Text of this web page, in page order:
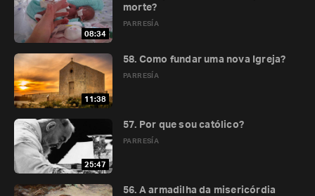
08:34
PARRESÍA
morte?
11:38
PARRESÍA
58. Como fundar uma nova Igreja?
25:47
PARRESÍA
57. Por que sou católico?
56. A armadilha da misericórdia